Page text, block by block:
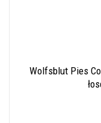
Wolfsblut Pies